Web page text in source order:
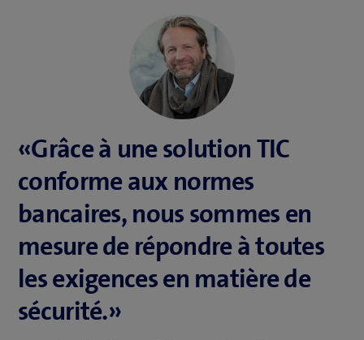
«Grâce à une solution TIC
conforme aux normes
bancaires, nous sommes en
mesure de répondre à toutes
les exigences en matière de
sécurité.»